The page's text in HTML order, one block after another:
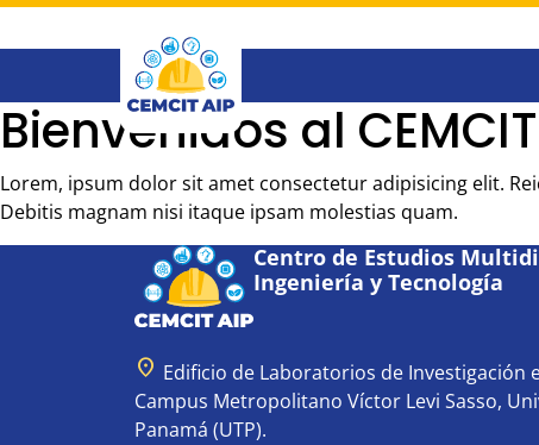
Saltar
principal
Bienvenidos al
Lorem, ipsum dolor sit amet consectetur adipisicing elit.
Debitis magnam nisi itaque ipsam molestias quam.
Centro de Estudios
Ingeniería y Tecnología
location_on Edificio de Laboratorios de Investigación
Campus Metropolitano Víctor Levi Sasso,
Panamá (UTP).